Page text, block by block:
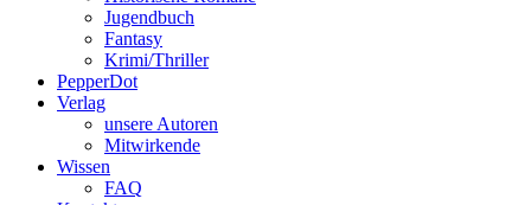
Jugendbuch
Fantasy
Krimi/Thriller
PepperDot
Verlag
unsere Autoren
Mitwirkende
Wissen
FAQ